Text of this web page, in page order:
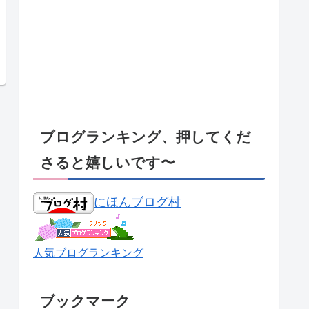
ブログランキング、押してくだ
さると嬉しいです〜
にほんブログ村
人気ブログランキング
ブックマーク